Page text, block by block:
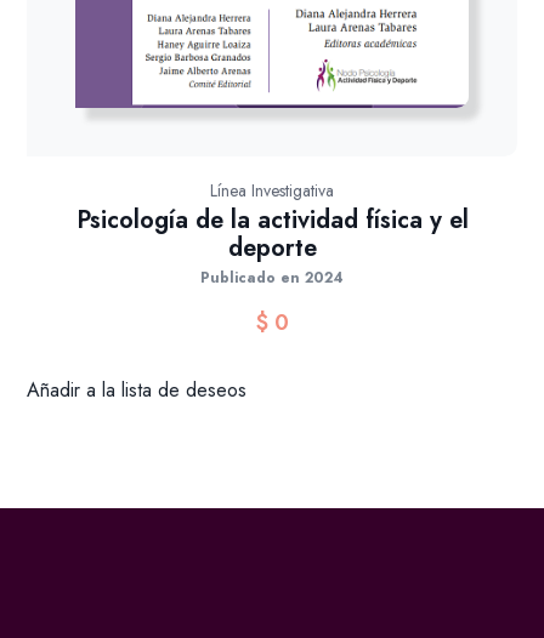
Línea Investigativa
Psicología de la actividad física y el
deporte
Publicado en 2024
$0
Añadir a la lista de deseos